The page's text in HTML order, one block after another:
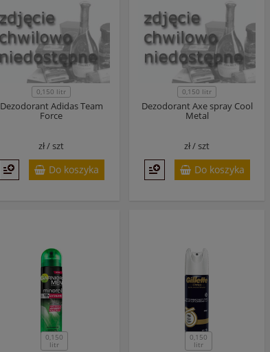
0,150 litr
Dezodorant Adidas Team
Force
zł /szt
Do koszyka
0,150 litr
Dezodorant Axe spray Cool
Metal
zł /szt
Do koszyka
0,150
litr
0,150
litr